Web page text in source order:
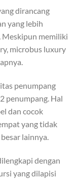
dirancang
yang lebih
Meskipun memiliki
microbus luxury
penumpang
penumpang. Hal
dan cocok
yang tidak
lainnya.
dengan
yang dilapisi